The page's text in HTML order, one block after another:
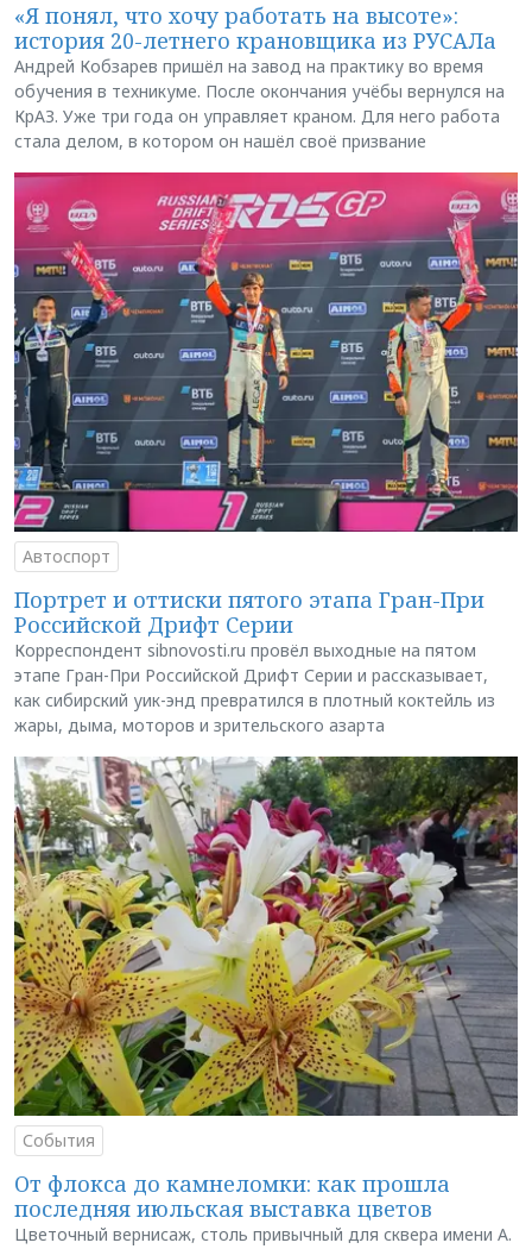
«Я понял, что хочу работать на высоте»:
история 20-летнего крановщика из РУСАЛа
Андрей Кобзарев пришёл на завод на практику во время
обучения в техникуме. После окончания учёбы вернулся на
КрАЗ. Уже три года он управляет краном. Для него работа
стала делом, в котором он нашёл своё призвание
Автоспорт
Портрет и оттиски пятого этапа Гран-При
Российской Дрифт Серии
Корреспондент sibnovosti.ru провёл выходные на пятом
этапе Гран-При Российской Дрифт Серии и рассказывает,
как сибирский уик-энд превратился в плотный коктейль из
жары, дыма, моторов и зрительского азарта
События
От флокса до камнеломки: как прошла
последняя июльская выставка цветов
Цветочный вернисаж, столь привычный для сквера имени А.